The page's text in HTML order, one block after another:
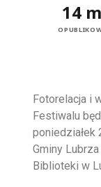
14
Fotorelacja i
Festiwalu
poniedziałek
Gminy
Biblioteki w